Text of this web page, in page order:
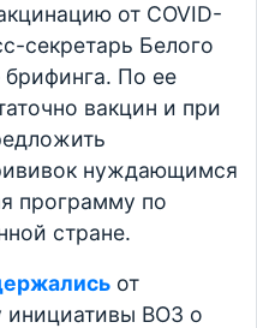
от COVID-
секретарь Белого
По ее
вакцин и при
нуждающимся
программу по
стране.
от
инициативы ВОЗ о